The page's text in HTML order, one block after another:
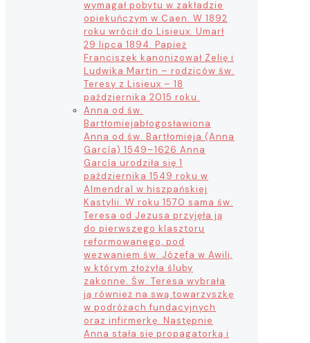
wymagał pobytu w zakładzie
opiekuńczym w Caen. W 1892
roku wrócił do Lisieux. Umarł
29 lipca 1894. Papież
Franciszek kanonizował Zelię i
Ludwika Martin – rodziców św.
Teresy z Lisieux – 18
października 2015 roku.
Anna od św.
Bartłomiejabłogosławiona
Anna od św. Bartłomieja (Anna
García) 1549–1626 Anna
García urodziła się 1
października 1549 roku w
Almendral w hiszpańskiej
Kastylii. W roku 1570 sama św.
Teresa od Jezusa przyjęła ją
do pierwszego klasztoru
reformowanego, pod
wezwaniem św. Józefa w Awili,
w którym złożyła śluby
zakonne. Św. Teresa wybrała
ją również na swą towarzyszkę
w podróżach fundacyjnych
oraz infirmerkę. Następnie
Anna stała się propagatorką i